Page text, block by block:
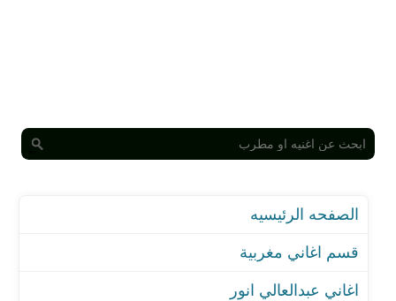
قسم اغاني مغربية
اغنية ست الحبايب
اغنية مدلل واكذب عليك